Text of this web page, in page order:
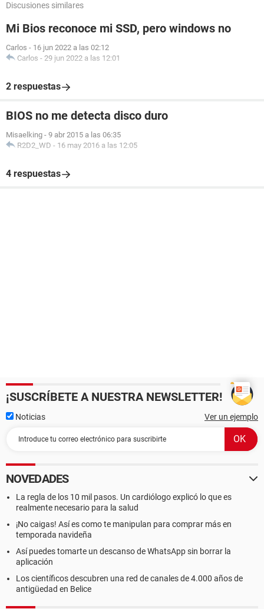
Discusiones similares
Mi Bios reconoce mi SSD, pero windows no
Carlos - 16 jun 2022 a las 02:12
Carlos - 29 jun 2022 a las 12:01
2 respuestas
BIOS no me detecta disco duro
Misaelking - 9 abr 2015 a las 06:35
R2D2_WD - 16 may 2016 a las 12:05
4 respuestas
¡SUSCRÍBETE A NUESTRA NEWSLETTER!
Noticias Ver un ejemplo
NOVEDADES
La regla de los 10 mil pasos. Un cardiólogo explicó lo que es
realmente necesario para la salud
¡No caigas! Así es como te manipulan para comprar más en
temporada navideña
Así puedes tomarte un descanso de WhatsApp sin borrar la
aplicación
Los científicos descubren una red de canales de 4.000 años de
antigüedad en Belice